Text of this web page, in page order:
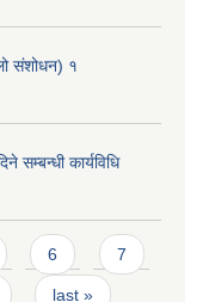
संशोधन) १
सम्बन्धी कार्यविधि
6 7
last »